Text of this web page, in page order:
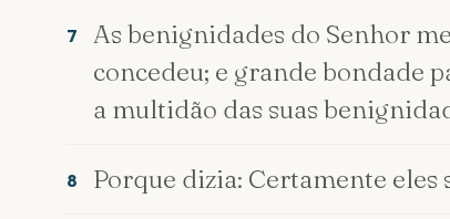
7
As benignidades do Senhor
concedeu; e grande bondade
a multidão das suas
8 Porque dizia: Certamente eles